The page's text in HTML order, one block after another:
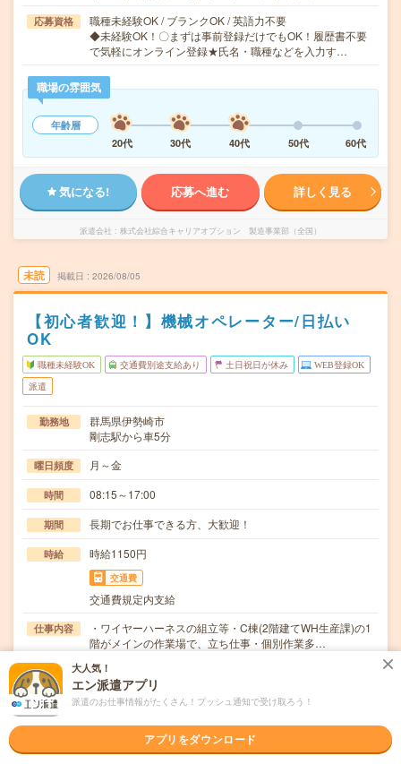
応募資格
職種未経験OK / ブランクOK / 英語力不要
◆未経験OK！〇まずは事前登録だけでもOK！履歴書不要
で気軽にオンライン登録★氏名・職種などを入力す…
職場の雰囲気
年齢層
20代
30代 40代 50代 60代
気になる! 応募へ進む 詳しく見る
派遣会社 株式会社綜合キャリアオプション 製造事業部（全国）
未読 掲載日 2026/08/05
【初心者歓迎！】機械オペレーター/日払い
OK
職種未経験OK 交通費別途支給あり 土日祝日が休み WEB登録OK
派遣
勤務地
群馬県伊勢崎市
剛志駅から車5分
曜日頻度 月～金
時間 08:15～17:00
期間 長期でお仕事できる方、大歓迎！
時給 時給1150円
交通費
交通費規定内支給
仕事内容
・ワイヤーハーネスの組立等・C棟(2階建てWH生産課)の1
階がメインの作業場で、立ち仕事・個別作業多…
応募資格
職種未経験OK / ブランクOK / 英語力不要
◆未経験OK！〇まずは事前登録だけでもOK！履歴書不要
で気軽にオンライン登録★氏名・職種などを入力す…
大人気！
エン派遣アプリ
派遣のお仕事情報がたくさん！プッシュ通知で受け取ろう！
アプリをダウンロード